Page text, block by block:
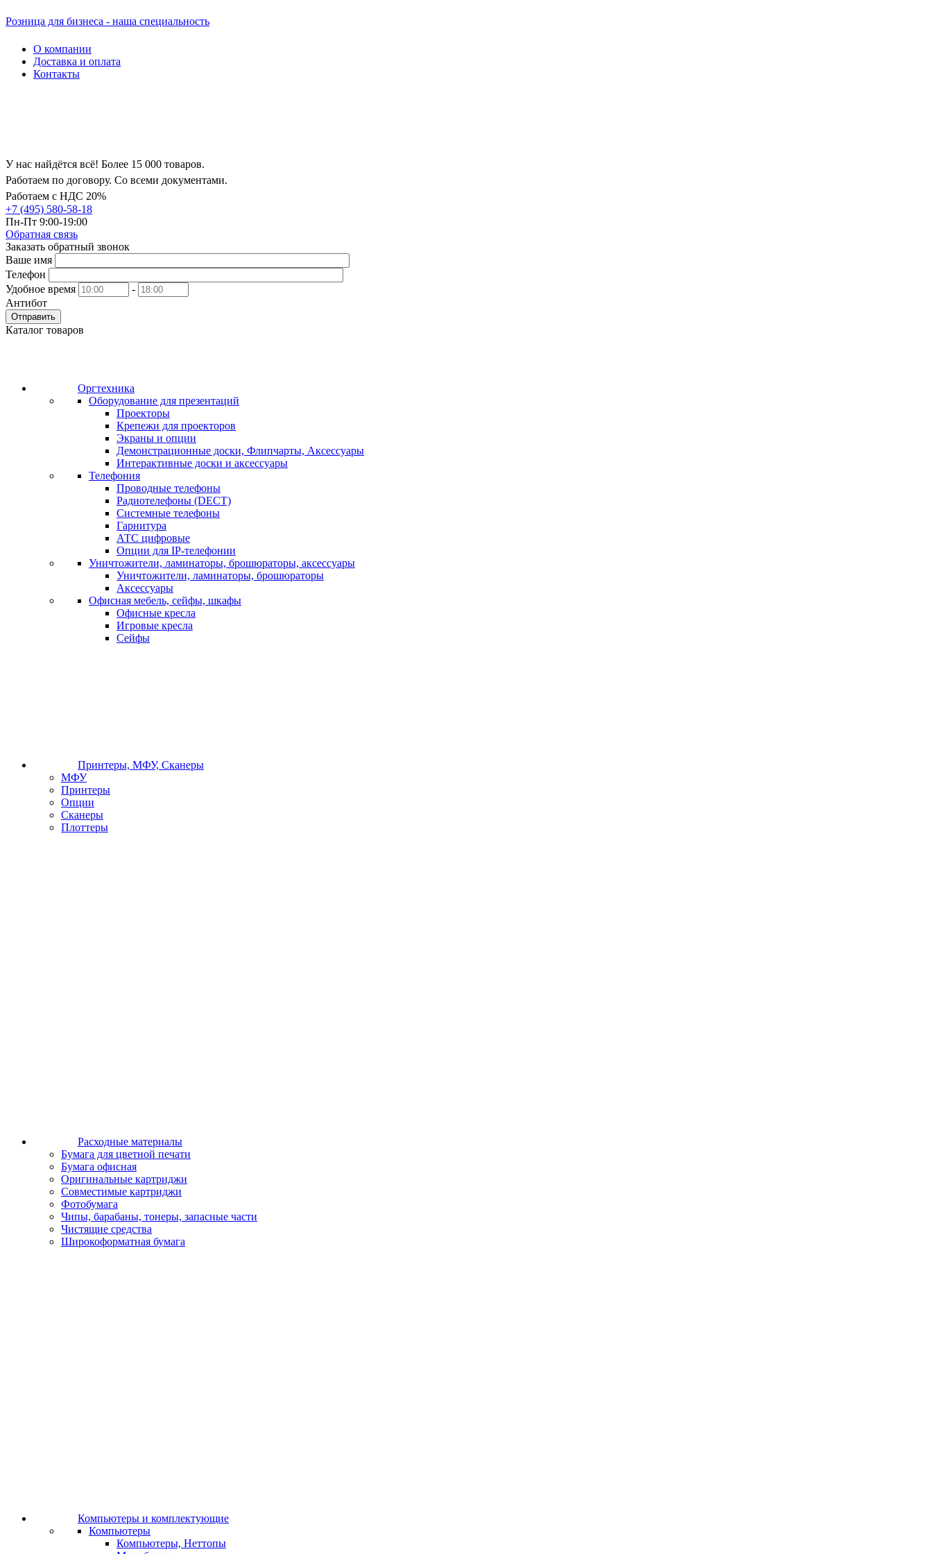
Розница для бизнеса - наша специальность
О компании
Доставка и оплата
Контакты
У нас найдётся всё! Более 15 000 товаров.
Работаем по договору. Со всеми документами.
Работаем с НДС 20%
+7 (495) 580-58-18
Пн-Пт 9:00-19:00
Обратная связь
Заказать обратный звонок
Ваше имя
Телефон
Удобное время
-
Антибот
Отправить
Каталог товаров
Оргтехника
Оборудование для презентаций
Проекторы
Крепежи для проекторов
Экраны и опции
Демонстрационные доски, Флипчарты, Аксессуары
Интерактивные доски и аксессуары
Телефония
Проводные телефоны
Радиотелефоны (DECT)
Системные телефоны
Гарнитура
АТС цифровые
Опции для IP-телефонии
Уничтожители, ламинаторы, брошюраторы, аксессуары
Уничтожители, ламинаторы, брошюраторы
Аксессуары
Офисная мебель, сейфы, шкафы
Офисные кресла
Игровые кресла
Сейфы
Принтеры, МФУ, Сканеры
МФУ
Принтеры
Опции
Сканеры
Плоттеры
Расходные материалы
Бумага для цветной печати
Бумага офисная
Оригинальные картриджи
Совместимые картриджи
Фотобумага
Чипы, барабаны, тонеры, запасные части
Чистящие средства
Широкоформатная бумага
Компьютеры и комплектующие
Компьютеры
Компьютеры, Неттопы